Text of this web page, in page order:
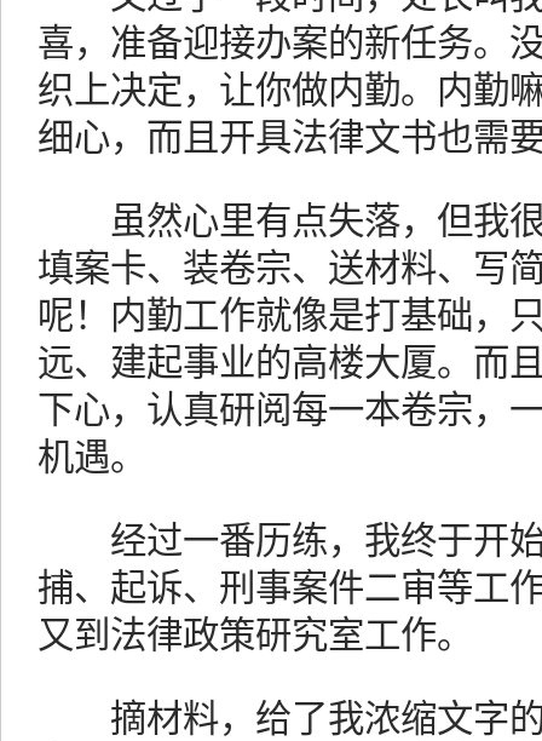
喜，准备迎接办案的新任务。
织上决定，让你做内勤。内勤
细心，而且开具法律文书也需
虽然心里有点失落，但我很
填案卡、装卷宗、送材料、写
呢！内勤工作就像是打基础，
远、建起事业的高楼大厦。而
下心，认真研阅每一本卷宗，
机遇。
经过一番历练，我终于开始
捕、起诉、刑事案件二审等工
又到法律政策研究室工作。
摘材料，给了我浓缩文字的